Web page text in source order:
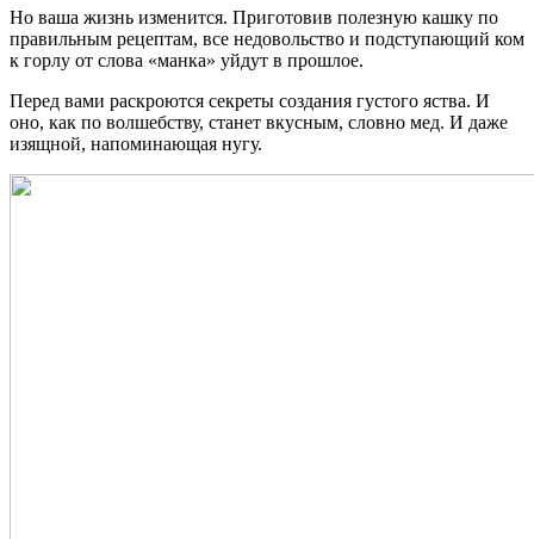
Но ваша жизнь изменится. Приготовив полезную кашку по
правильным рецептам, все недовольство и подступающий ком
к горлу от слова «манка» уйдут в прошлое.
Перед вами раскроются секреты создания густого яства. И
оно, как по волшебству, станет вкусным, словно мед. И даже
изящной, напоминающая нугу.